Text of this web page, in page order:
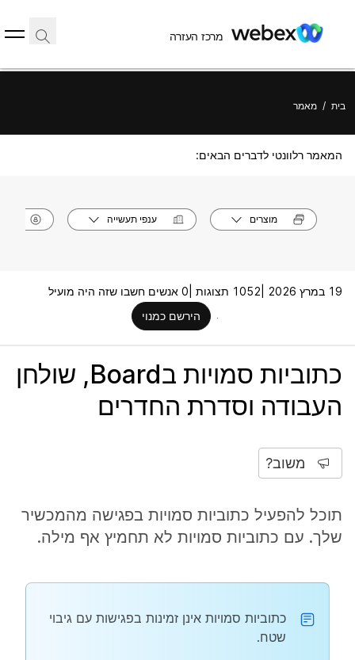
מרכז העזרה
בית / מאמר
המאמר רלוונטי לדברים הבאים:
מוצרים ענפי תעשייה
19 במרץ 2026 | 1052 תצוגות |
0 אנשים חשבו שזה היה מועיל
הירשם כמנוי
כתוביות סמויות בBoard, שולחן
העבודה וסדרת החדרים
משוב?
תוכל להפעיל כתוביות סמויות בפגישה מהמכשיר
שלך. עם כתוביות סמויות לא תחמיץ אף מילה.
כתוביות סמויות אינן זמינות בפגישות עם גיבוי
שטח.